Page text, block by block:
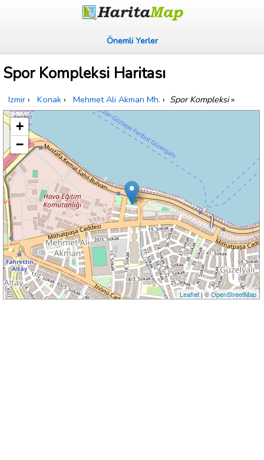
Önemli Yerler
Spor Kompleksi Haritası
Izmir › Konak › Mehmet Ali Akman Mh. › Spor Kompleksi»
+
−
Leaflet| ©OpenStreetMap